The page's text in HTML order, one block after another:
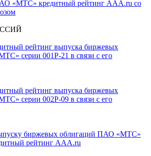
«МТС» кредитный рейтинг AAA.ru со
рейтинг выпуска биржевых
серии 001Р-21 в связи с его
рейтинг выпуска биржевых
серии 002Р-09 в связи с его
биржевых облигаций ПАО «МТС»
рейтинг AAA.ru